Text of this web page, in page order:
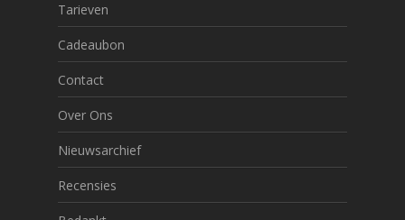
Tarieven
Cadeaubon
Contact
Over Ons
Nieuwsarchief
Recensies